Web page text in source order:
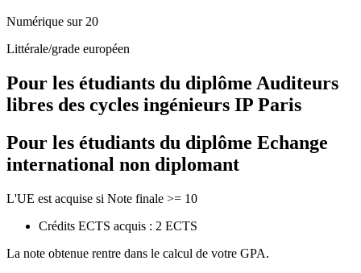
Numérique sur 20
Littérale/grade européen
Pour les étudiants du diplôme Auditeurs
libres des cycles ingénieurs IP Paris
Pour les étudiants du diplôme Echange
international non diplomant
L'UE est acquise si Note finale >= 10
Crédits ECTS acquis : 2 ECTS
La note obtenue rentre dans le calcul de votre GPA.